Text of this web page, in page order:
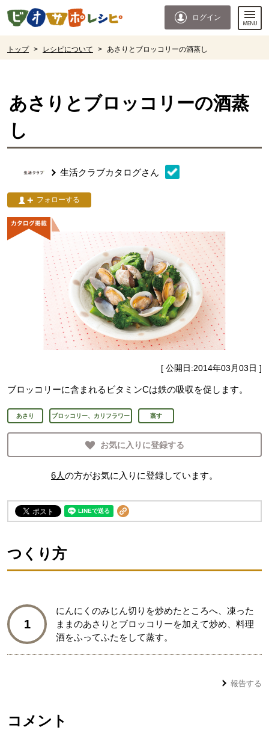
ページの先頭です。
ログイン
トップ > レシピについて > あさりとブロッコリーの酒蒸し
あさりとブロッコリーの酒蒸
し
生活クラブカタログさん
フォローする
[ 公開日:2014年03月03日 ]
ブロッコリーに含まれるビタミンCは鉄の吸収を促します。
あさり ブロッコリー、カリフラワー 蒸す
お気に入りに登録する
6人の方がお気に入りに登録しています。
つくり方
1
にんにくのみじん切りを炒めたところへ、凍った
ままのあさりとブロッコリーを加えて炒め、料理
酒をふってふたをして蒸す。
報告する
コメント